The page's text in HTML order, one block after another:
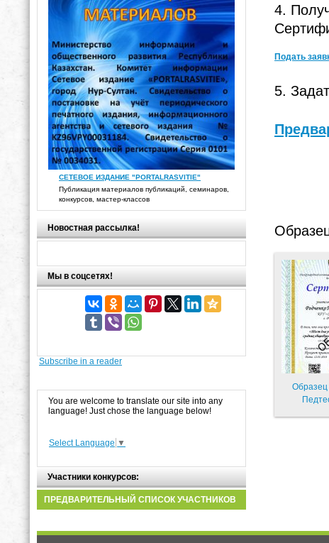
СЕТЕВОЕ ИЗДАНИЕ "PORTALRASVITIE"
Публикация материалов публикаций, семинаров,
конкурсов, мастер-классов
Новостная рассылка!
Мы в соцсетях!
Subscribe in a reader
You are welcome to translate our site into any
language! Just chose the language below!
Select Language ▼
Участники конкурсов:
ПРЕДВАРИТЕЛЬНЫЙ СПИСОК УЧАСТНИКОВ
4.
Подать
5.